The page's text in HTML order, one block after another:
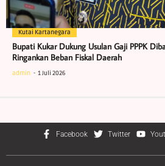
Kutai Kartanegara
Bupati Kukar Dukung Usulan Gaji PPPK
Ringankan Beban Fiskal Daerah
admin 1 Juli 2026
Facebook Twitter